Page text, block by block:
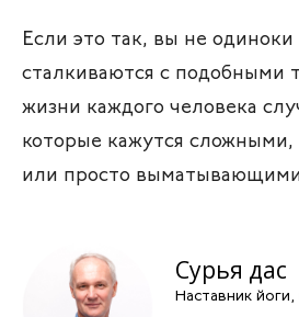
Если это так, вы не
сталкиваются с подобными
жизни каждого человека
которые кажутся
или просто
Сурья дас
Наставник